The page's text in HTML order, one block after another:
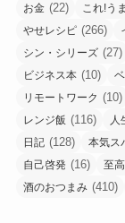
お金 (22) これ!う
やせレシピ (266)
シン・シリーズ (27)
ビジネス本 (10)
リモートワーク (10)
レンジ飯 (116) 人
日記 (128) 本気ス
自己啓発 (16) 至
酒のおつまみ (410)